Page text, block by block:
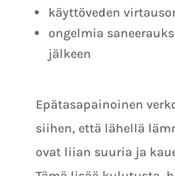
käyttöveden
ongelmia
jälkeen
Epätasapainoinen
siihen, että lähellä
ovat liian suuria ja